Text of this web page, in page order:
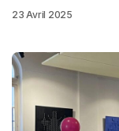
23 Avril 2025